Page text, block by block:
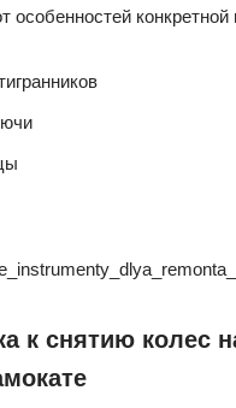
особенностей
к снятию колес